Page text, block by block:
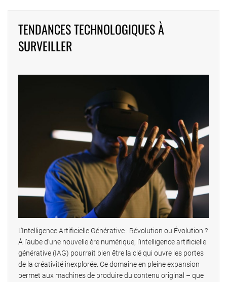
TENDANCES TECHNOLOGIQUES À
SURVEILLER
L’Intelligence Artificielle Générative : Révolution ou Évolution ?
À l’aube d’une nouvelle ère numérique, l’intelligence artificielle
générative (IAG) pourrait bien être la clé qui ouvre les portes
de la créativité inexplorée. Ce domaine en pleine expansion
permet aux machines de produire du contenu original – que